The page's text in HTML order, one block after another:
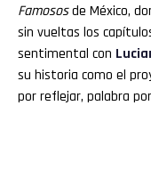
Famososde México,
sin vueltas los
sentimental con
su historia como el
por reflejar, palabra